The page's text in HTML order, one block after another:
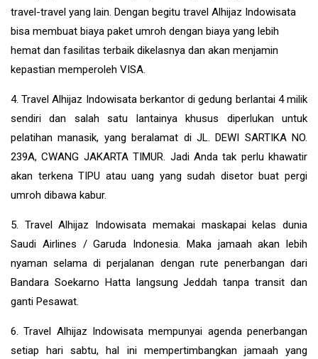
travel-travel yang lain. Dengan begitu travel Alhijaz Indowisata
bisa membuat biaya paket umroh dengan biaya yang lebih
hemat dan fasilitas terbaik dikelasnya dan akan menjamin
kepastian memperoleh VISA.
4. Travel Alhijaz Indowisata berkantor di gedung berlantai 4 milik
sendiri dan salah satu lantainya khusus diperlukan untuk
pelatihan manasik, yang beralamat di JL. DEWI SARTIKA NO.
239A, CWANG JAKARTA TIMUR. Jadi Anda tak perlu khawatir
akan terkena TIPU atau uang yang sudah disetor buat pergi
umroh dibawa kabur.
5. Travel Alhijaz Indowisata memakai maskapai kelas dunia
Saudi Airlines / Garuda Indonesia. Maka jamaah akan lebih
nyaman selama di perjalanan dengan rute penerbangan dari
Bandara Soekarno Hatta langsung Jeddah tanpa transit dan
ganti Pesawat.
6. Travel Alhijaz Indowisata mempunyai agenda penerbangan
setiap hari sabtu, hal ini mempertimbangkan jamaah yang